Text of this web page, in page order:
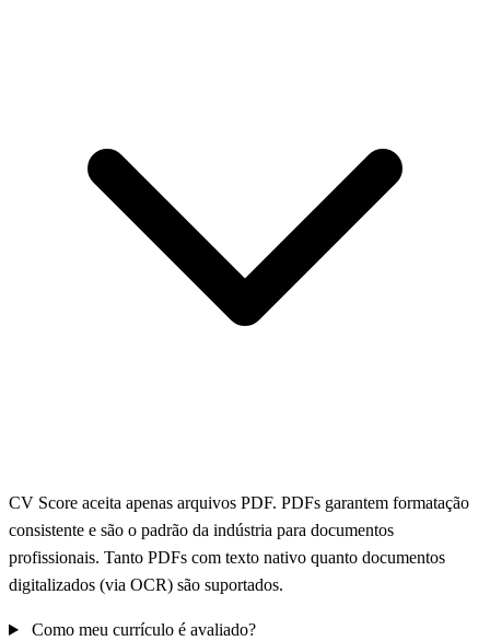
CV Score aceita apenas arquivos PDF. PDFs garantem formatação
consistente e são o padrão da indústria para documentos
profissionais. Tanto PDFs com texto nativo quanto documentos
digitalizados (via OCR) são suportados.
Como meu currículo é avaliado?